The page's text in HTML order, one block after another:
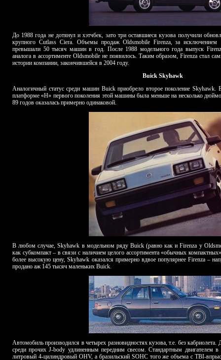
До 1988 года не дотянул и хэтчбек, зато три оставшиеся кузова получили
крупного Cutlass Ciera. Объемы продаж Oldsmobile Firenza, за исключением
превышали 50 тысяч машин в год. После 1988 модельного года выпуск
аналога в ассортименте Oldsmobile не появилось. Таким образом, Firenza стал
истории компании, закончившейся в 2004 году.
Buick Skyhawk
Аналогичный статус среди машин Buick приобрело второе поколение Skyhawk.
платформе «Н» первого поколения этой машины была меньше на несколько
89 годов оказалась примерно одинаковой.
В любом случае, Skyhawk в модельном ряду Buick (равно как и Firenza у
как субкомпакт – в связи с наличием целого ассортимента «обычных
более высокую цену, Skyhawk оказался примерно вдвое популярнее Firenza –
продано аж 145 тысяч маленьких Buick.
Автомобиль производился в четырех разновидностях кузова, т.е. без
среди прочих J-body удлиненным передним свесом. Стандартным двигателем
литровый 4-цилиндровый OHV, а бразильский SOHC того же объема с TBI-